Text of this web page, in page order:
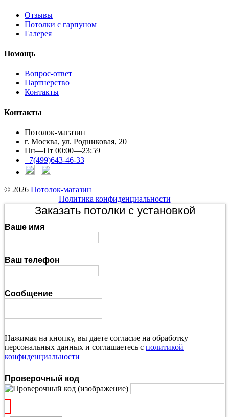
Отзывы
Потолки с гарпуном
Галерея
Помощь
Вопрос-ответ
Партнерство
Контакты
Контакты
Потолок-магазин
г. Москва, ул. Родниковая, 20
Пн—Пт 00:00—23:59
+7(499)643-46-33
© 2026 Потолок-магазин
Политика конфиденциальности
Заказать потолки с установкой
Ваше имя
Ваш телефон
Сообщение
Нажимая на кнопку, вы даете согласие на обработку
персональных данных и соглашаетесь с политикой
конфиденциальности
Проверочный код